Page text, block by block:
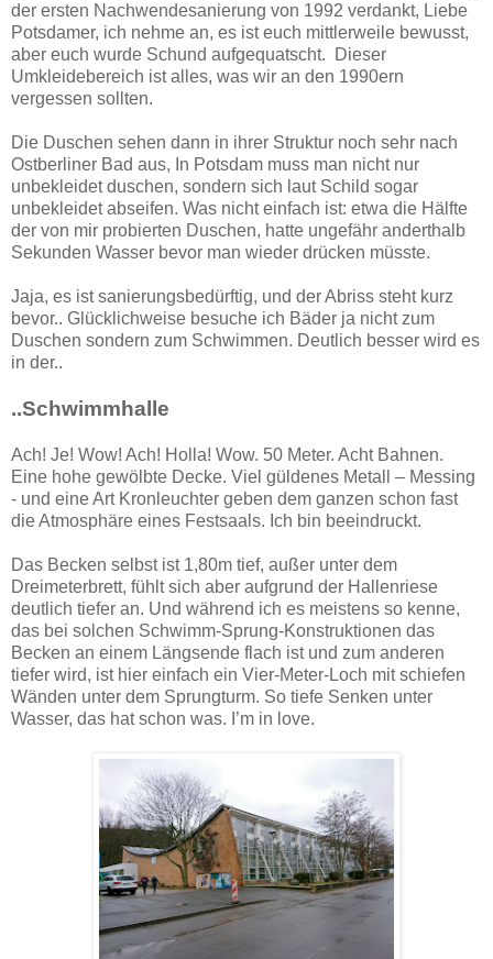
der ersten Nachwendesanierung von 1992 verdankt, Liebe
Potsdamer, ich nehme an, es ist euch mittlerweile bewusst,
aber euch wurde Schund aufgequatscht. Dieser
Umkleidebereich ist alles, was wir an den 1990ern
vergessen sollten.
Die Duschen sehen dann in ihrer Struktur noch sehr nach
Ostberliner Bad aus, In Potsdam muss man nicht nur
unbekleidet duschen, sondern sich laut Schild sogar
unbekleidet abseifen. Was nicht einfach ist: etwa die Hälfte
der von mir probierten Duschen, hatte ungefähr anderthalb
Sekunden Wasser bevor man wieder drücken müsste.
Jaja, es ist sanierungsbedürftig, und der Abriss steht kurz
bevor.. Glücklichweise besuche ich Bäder ja nicht zum
Duschen sondern zum Schwimmen. Deutlich besser wird es
in der..
..Schwimmhalle
Ach! Je! Wow! Ach! Holla! Wow. 50 Meter. Acht Bahnen.
Eine hohe gewölbte Decke. Viel güldenes Metall – Messing
- und eine Art Kronleuchter geben dem ganzen schon fast
die Atmosphäre eines Festsaals. Ich bin beeindruckt.
Das Becken selbst ist 1,80m tief, außer unter dem
Dreimeterbrett, fühlt sich aber aufgrund der Hallenriese
deutlich tiefer an. Und während ich es meistens so kenne,
das bei solchen Schwimm-Sprung-Konstruktionen das
Becken an einem Längsende flach ist und zum anderen
tiefer wird, ist hier einfach ein Vier-Meter-Loch mit schiefen
Wänden unter dem Sprungturm. So tiefe Senken unter
Wasser, das hat schon was. I’m in love.